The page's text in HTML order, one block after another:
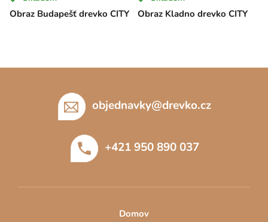
Obraz Budapešť drevko CITY Obraz Kladno drevko CITY
objednavky@drevko.cz
+421 950 890 037
Domov